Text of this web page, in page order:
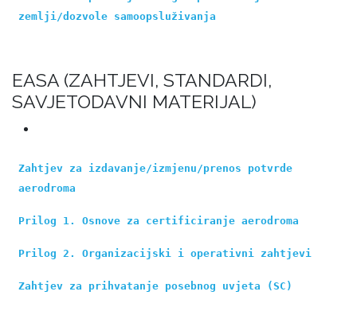
zemlji/dozvole samoopsluživanja
EASA (ZAHTJEVI, STANDARDI,
SAVJETODAVNI MATERIJAL)
Zahtjev za izdavanje/izmjenu/prenos potvrde
aerodroma
Prilog 1. Osnove za certificiranje aerodroma
Prilog 2. Organizacijski i operativni zahtjevi
Zahtjev za prihvatanje posebnog uvjeta (SC)